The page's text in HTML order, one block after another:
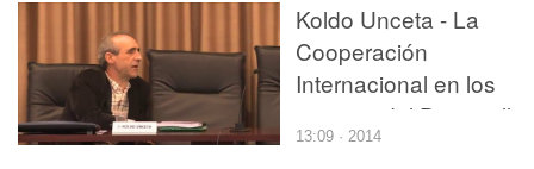
Koldo Unceta - La
Cooperación
Internacional en los
tiempos del Desarrollo
Humano - parte 2 de 4
13:09 · 2014